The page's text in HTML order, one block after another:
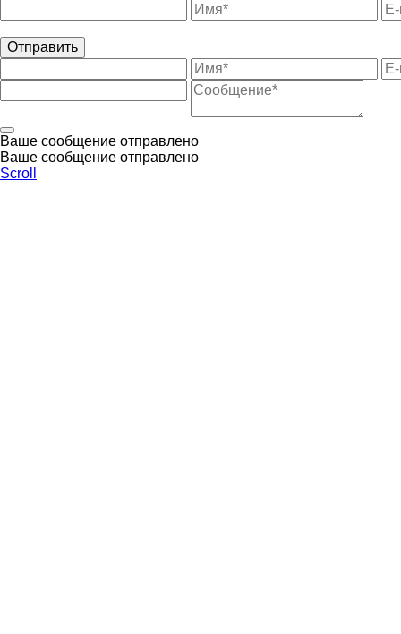
Отправить
Ваше сообщение отправлено
Ваше сообщение отправлено
Scroll